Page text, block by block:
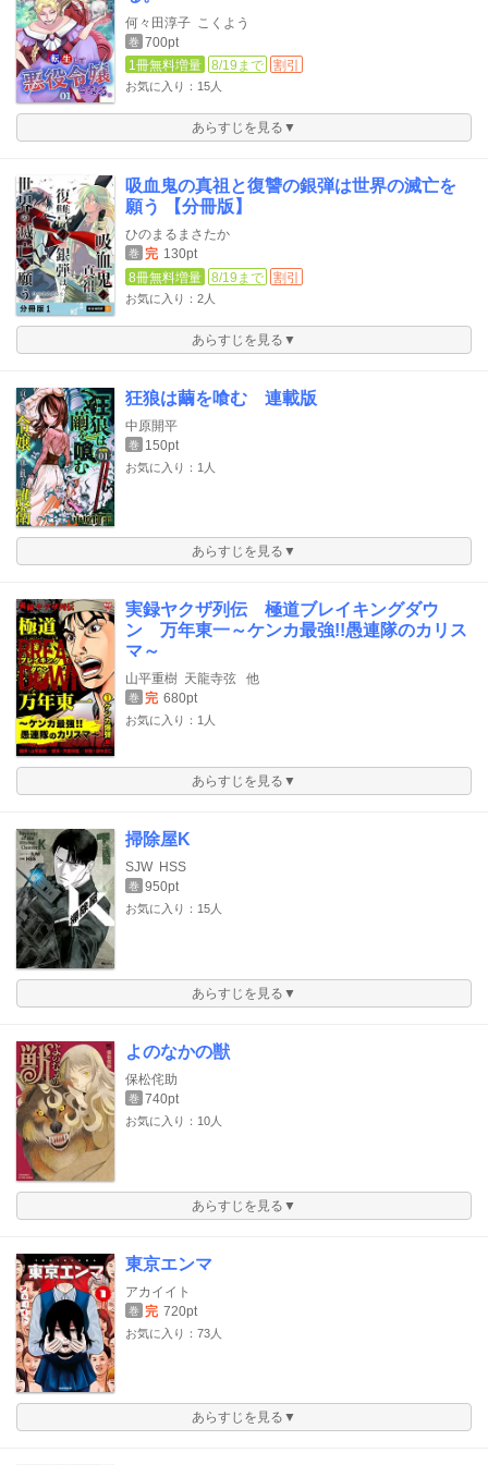
何々田淳子 こくよう
巻 700pt
1冊無料増量
8/19まで 割引
お気に入り：15人
あらすじを見る▼
吸血鬼の真祖と復讐の銀弾は世界の滅亡を
願う 【分冊版】
ひのまるまさたか
巻 完 130pt
8冊無料増量
8/19まで 割引
お気に入り：2人
あらすじを見る▼
狂狼は繭を喰む 連載版
中原開平
巻 150pt
お気に入り：1人
あらすじを見る▼
実録ヤクザ列伝 極道ブレイキングダウ
ン 万年東一～ケンカ最強!!愚連隊のカリス
マ～
山平重樹 天龍寺弦 他
巻 完 680pt
お気に入り：1人
あらすじを見る▼
掃除屋K
SJW HSS
巻 950pt
お気に入り：15人
あらすじを見る▼
よのなかの獣
保松侘助
巻 740pt
お気に入り：10人
あらすじを見る▼
東京エンマ
アカイイト
巻 完 720pt
お気に入り：73人
あらすじを見る▼